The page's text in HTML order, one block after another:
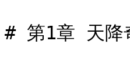
# 第1章 天降